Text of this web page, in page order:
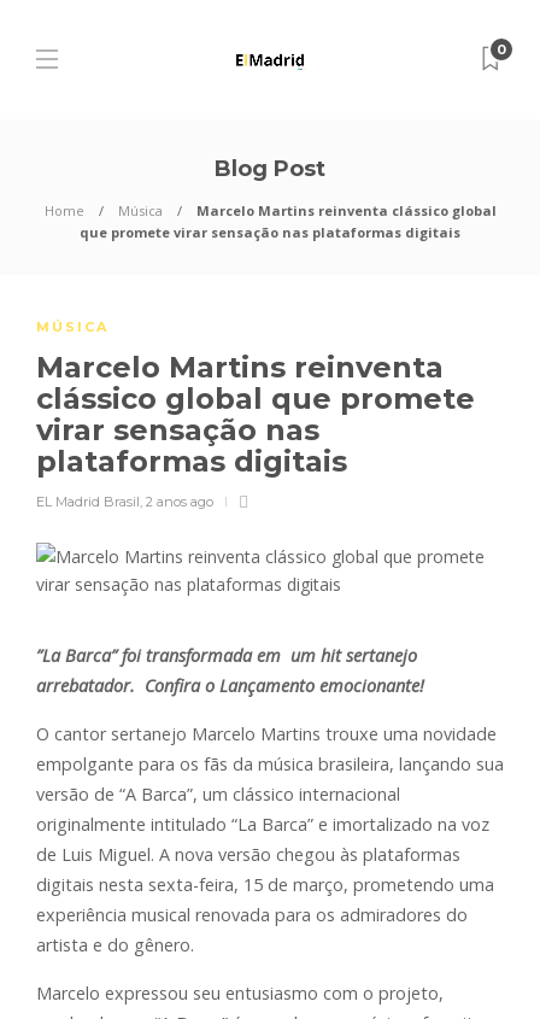
0
Blog Post
Home Música
Marcelo Martins reinventa clássico global
que promete virar sensação nas plataformas digitais
MÚSICA
Marcelo Martins reinventa
clássico global que promete
virar sensação nas
plataformas digitais
EL Madrid Brasil, 2 anos ago
”La Barca” foi transformada em um hit sertanejo
arrebatador. Confira o Lançamento emocionante!
O cantor sertanejo Marcelo Martins trouxe uma novidade
empolgante para os fãs da música brasileira, lançando sua
versão de “A Barca”, um clássico internacional
originalmente intitulado “La Barca” e imortalizado na voz
de Luis Miguel. A nova versão chegou às plataformas
digitais nesta sexta-feira, 15 de março, prometendo uma
experiência musical renovada para os admiradores do
artista e do gênero.
Marcelo expressou seu entusiasmo com o projeto,